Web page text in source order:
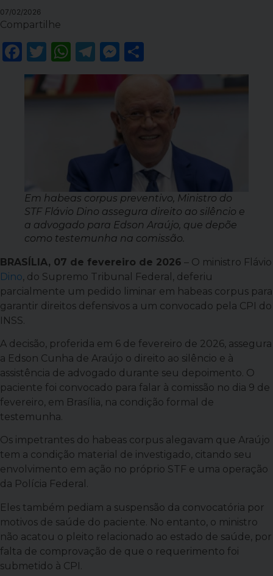
07/02/2026
Compartilhe
Facebook
Twitter
WhatsApp
Telegram
Messenger
Em habeas corpus preventivo, Ministro do
STF Flávio Dino assegura direito ao silêncio e
a advogado para Edson Araújo, que depõe
como testemunha na comissão.
BRASÍLIA, 07 de fevereiro de 2026 – O ministro Flávio
Dino , do Supremo Tribunal Federal, deferiu
parcialmente um pedido liminar em habeas corpus para
garantir direitos defensivos a um convocado pela CPI do
INSS.
A decisão, proferida em 6 de fevereiro de 2026, assegura
a Edson Cunha de Araújo o direito ao silêncio e à
assistência de advogado durante seu depoimento. O
paciente foi convocado para falar à comissão no dia 9 de
fevereiro, em Brasília, na condição formal de
testemunha.
Os impetrantes do habeas corpus alegavam que Araújo
tem a condição material de investigado, citando seu
envolvimento em ação no próprio STF e uma operação
da Polícia Federal.
Eles também pediam a suspensão da convocatória por
motivos de saúde do paciente. No entanto, o ministro
não acatou o pleito relacionado ao estado de saúde, por
falta de comprovação de que o requerimento foi
submetido à CPI.